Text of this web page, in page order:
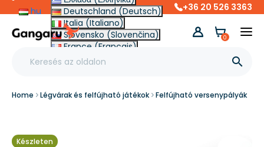
hu
Deutschland (Deutsch)
Italia (Italiano)
Slovensko (Slovenčina)
France (Français)
Other (English €)
+36 20 526 3363

0
Home Légvárak és felfújható játékok Felfújható versenypályák
Készleten